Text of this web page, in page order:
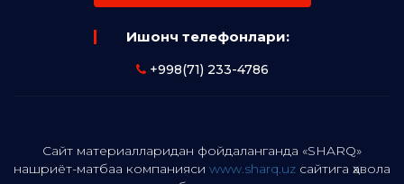
Ишонч телефонлари:
+998(71) 233-4786
Сайт материалларидан фойдаланганда «SHARQ»
нашриёт-матбаа компанияси www.sharq.uz сайтига ҳавола